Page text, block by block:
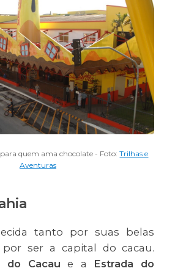
para quem ama chocolate - Foto:Trilhas e
Aventuras
tanto por suas belas
ser a capital do cacau.
do Cacau e a Estrada do